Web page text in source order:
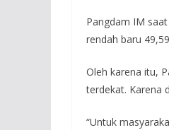
Pangdam IM
rendah baru
Oleh karena itu,
terdekat. Karena
“Untuk